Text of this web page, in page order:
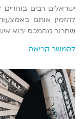
ישראלים רבים בוחרים
להזמין אותם
שחרור מהמכס יבוא
להמשך קריאה